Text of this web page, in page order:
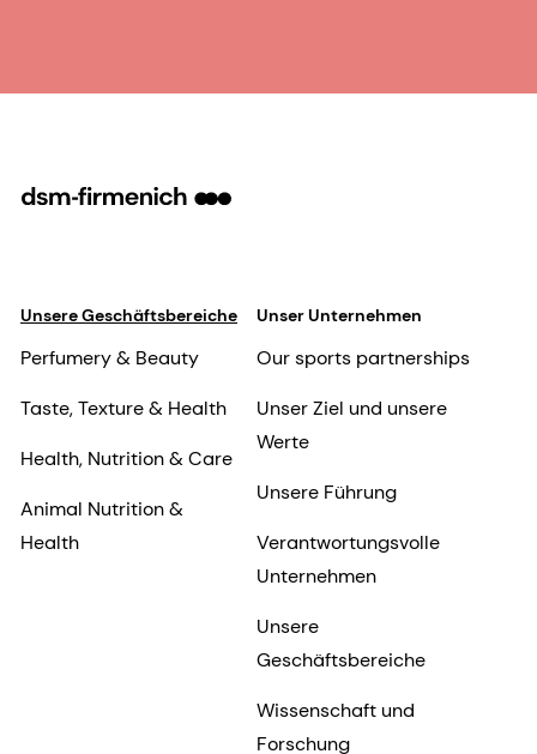
Unsere Geschäftsbereiche
Perfumery & Beauty
Taste, Texture & Health
Health, Nutrition & Care
Animal Nutrition &
Health
Unser Unternehmen
Our sports partnerships
Unser Ziel und unsere
Werte
Unsere Führung
Verantwortungsvolle
Unternehmen
Unsere
Geschäftsbereiche
Wissenschaft und
Forschung